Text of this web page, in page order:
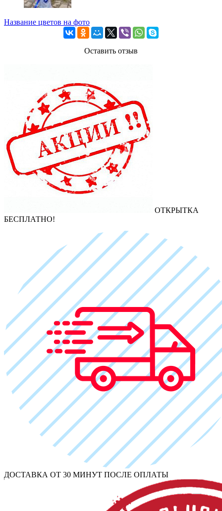
Название цветов на фото
Оставить отзыв
ОТКРЫТКА
БЕСПЛАТНО!
ДОСТАВКА ОТ 30 МИНУТ ПОСЛЕ ОПЛАТЫ